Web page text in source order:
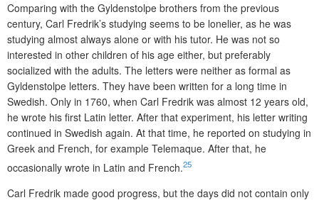
Comparing with the Gyldenstolpe brothers from the previous
century, Carl Fredrik’s studying seems to be lonelier, as he was
studying almost always alone or with his tutor. He was not so
interested in other children of his age either, but preferably
socialized with the adults. The letters were neither as formal as
Gyldenstolpe letters. They have been written for a long time in
Swedish. Only in 1760, when Carl Fredrik was almost 12 years old,
he wrote his first Latin letter. After that experiment, his letter writing
continued in Swedish again. At that time, he reported on studying in
Greek and French, for example Telemaque. After that, he
occasionally wrote in Latin and French.25
Carl Fredrik made good progress, but the days did not contain only